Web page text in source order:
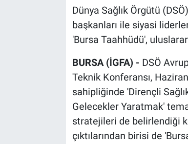
Dünya Sağlık Örgütü
başkanları ile siyasi
'Bursa Taahhüdü',
BURSA (İGFA) - DSÖ
Teknik Konferansı,
sahipliğinde 'Dirençli
Gelecekler Yaratmak'
stratejileri de belirlendiği
çıktılarından birisi de